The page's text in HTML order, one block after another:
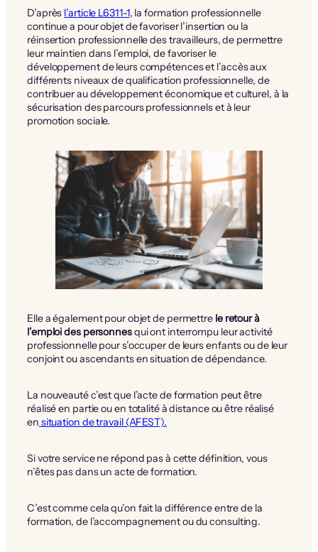
D’après l’article L6311-1, la formation professionnelle
continue a pour objet de favoriser l’insertion ou la
réinsertion professionnelle des travailleurs, de permettre
leur maintien dans l’emploi, de favoriser le
développement de leurs compétences et l’accès aux
différents niveaux de qualification professionnelle, de
contribuer au développement économique et culturel, à la
sécurisation des parcours professionnels et à leur
promotion sociale.
Elle a également pour objet de permettre le retour à
l’emploi des personnesqui ont interrompu leur activité
professionnelle pour s’occuper de leurs enfants ou de leur
conjoint ou ascendants en situation de dépendance.
La nouveauté c’est que l’acte de formation peut être
réalisé en partie ou en totalité à distance ou être réalisé
en situation de travail (AFEST).
Si votre service ne répond pas à cette définition, vous
n’êtes pas dans un acte de formation.
C’est comme cela qu’on fait la différence entre de la
formation, de l’accompagnement ou du consulting.